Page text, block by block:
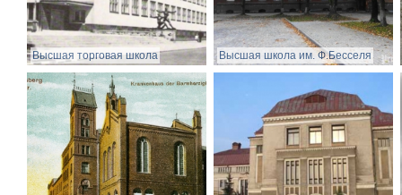
Высшая торговая школа Высшая школа им. Ф.Бесселя